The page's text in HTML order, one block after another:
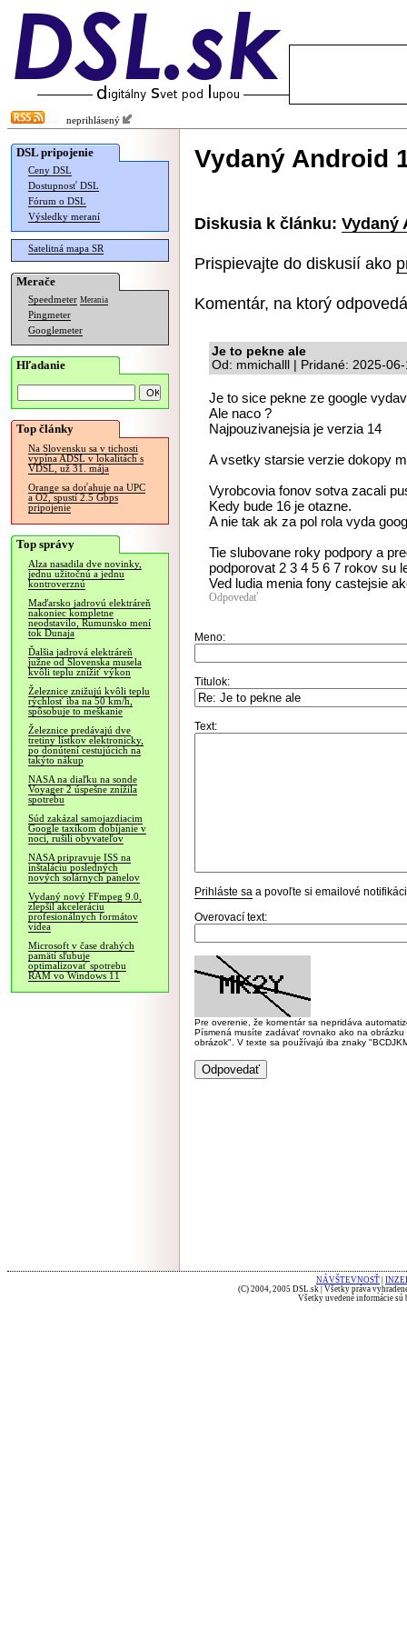
neprihlásený
DSL pripojenie
Ceny DSL
Dostupnosť DSL
Fórum o DSL
Výsledky meraní
Satelitná mapa SR
Merače
Speedmeter Merania
Pingmeter
Googlemeter
Hľadanie
Top články
Na Slovensku sa v tichosti
vypína ADSL v lokalitách s
VDSL, už 31. mája
Orange sa doťahuje na UPC
a O2, spustí 2.5 Gbps
pripojenie
Top správy
Alza nasadila dve novinky,
jednu užitočnú a jednu
kontroverznú
Maďarsko jadrovú elektráreň
nakoniec kompletne
neodstavilo, Rumunsko mení
tok Dunaja
Ďalšia jadrová elektráreň
južne od Slovenska musela
kvôli teplu znížiť výkon
Železnice znižujú kvôli teplu
rýchlosť iba na 50 km/h,
spôsobuje to meškanie
Železnice predávajú dve
tretiny lístkov elektronicky,
po donútení cestujúcich na
takýto nákup
NASA na diaľku na sonde
Voyager 2 úspešne znížila
spotrebu
Súd zakázal samojazdiacim
Google taxíkom dobíjanie v
noci, rušili obyvateľov
NASA pripravuje ISS na
inštaláciu posledných
nových solárnych panelov
Vydaný nový FFmpeg 9.0,
zlepšil akceleráciu
profesionálnych formátov
videa
Microsoft v čase drahých
pamätí sľubuje
optimalizovať spotrebu
RAM vo Windows 11
Vydaný Android
Diskusia k článku: Vydaný
Prispievajte do diskusií ako
Komentár, na ktorý
Je to pekne ale
Od: mmichalll | Pridané: 2025-
Je to sice pekne ze google
Ale naco ?
Najpouzivanejsia je verzia 14
A vsetky starsie verzie dokopy
Vyrobcovia fonov sotva zacali
Kedy bude 16 je otazne.
A nie tak ak za pol rola vyda
Tie slubovane roky podpory a
podporovat 2 3 4 5 6 7 rokov su
Ved ludia menia fony castejsie
Odpovedať
Meno:
Titulok:
Text:
Prihláste sa a povoľte si emailové
Overovací text:
Pre overenie, že komentár sa nepridáva
Písmená musíte zadávať rovnako ako na
obrázok". V texte sa používajú iba znaky
NÁVŠTEVNOSŤ
(C) 2004, 2005 DSL.sk | Všetky práva
Všetky uvedené informácie sú